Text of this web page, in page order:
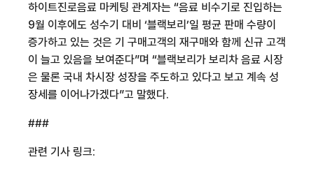
하이트진로음료 마케팅 관계자는 “음료 비수기로 진입하는
9월 이후에도 성수기 대비 ‘블랙보리’일 평균 판매 수량이
증가하고 있는 것은 기 구매고객의 재구매와 함께 신규 고객
이 늘고 있음을 보여준다”며 “블랙보리가 보리차 음료 시장
은 물론 국내 차시장 성장을 주도하고 있다고 보고 계속 성
장세를 이어나가겠다”고 말했다.
###
관련 기사 링크: